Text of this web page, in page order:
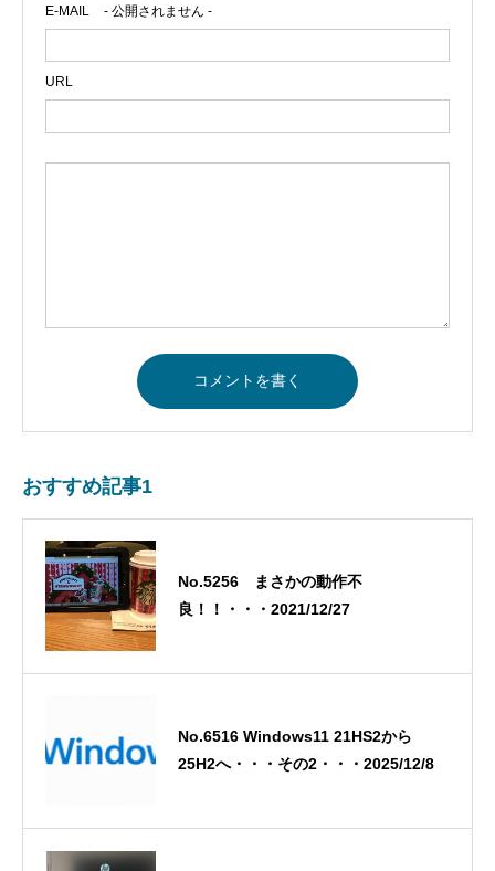
E-MAIL - 公開されません -
URL
おすすめ記事1
No.5256 まさかの動作不
良！！・・・2021/12/27
No.6516 Windows11 21HS2から
25H2へ・・・その2・・・2025/12/8